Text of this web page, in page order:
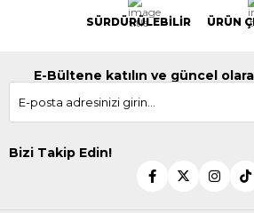
SÜRDÜRÜLEBİLİR ÜRÜN
E-Bültene katılın ve güncel
Bizi Takip Edin!